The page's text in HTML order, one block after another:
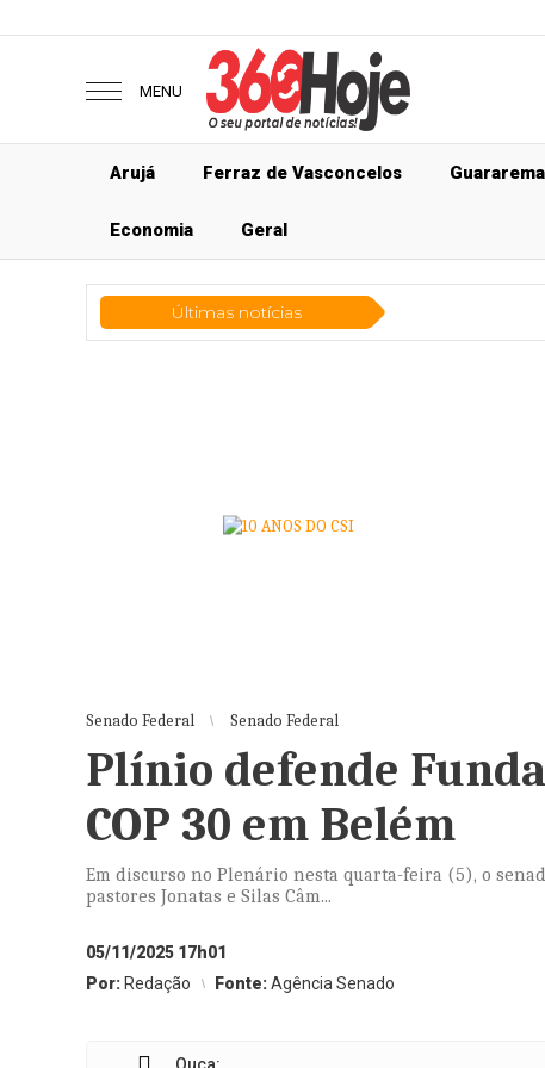
MENU
Arujá Ferraz de Vasconcelos Guararema
Economia Geral
Últimas notícias
Senado Federal Senado Federal
Plínio defende
COP 30 em Belém
Em discurso no Plenário nesta quarta-feira (5), o
pastores Jonatas e Silas Câm...
05/11/2025 17h01
Por: Redação Fonte:Agência Senado